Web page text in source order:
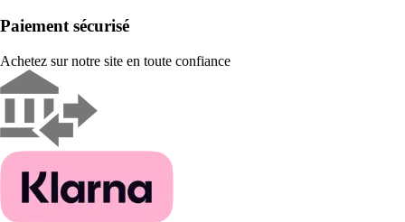
Paiement sécurisé
Achetez sur notre site en toute confiance